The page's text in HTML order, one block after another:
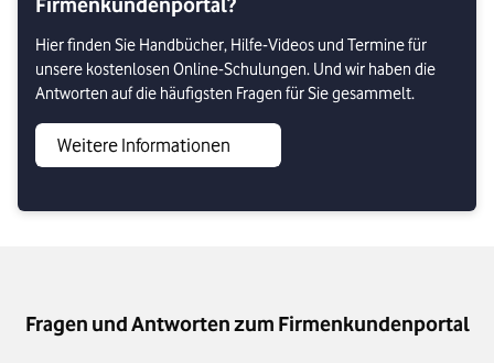
Hier finden Sie Handbücher, Hilfe-Videos und Termine für
unsere kostenlosen Online-Schulungen. Und wir haben die
Antworten auf die häufigsten Fragen für Sie gesammelt.
Weitere Informationen
Fragen und Antworten zum Firmenkundenportal